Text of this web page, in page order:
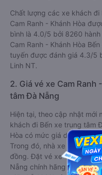
Chất lượng các xe khách
Cam Ranh - Khánh Hòa
bình là 4.0/5 bởi 8260
Cam Ranh - Khánh Hòa
tuyến được đánh giá 4.3/5
Linh NT.
2. Giá vé xe Cam Ranh
tâm Đà Nẵng
Hiện tại, theo cập nhật mới
khách đi Bến xe trung tâm
Hòa có mức giá dao động
Trong đó, nhà xe Hà Linh
đồng. Đặt vé xe Cam Ranh
Nẵng chính hãng tại